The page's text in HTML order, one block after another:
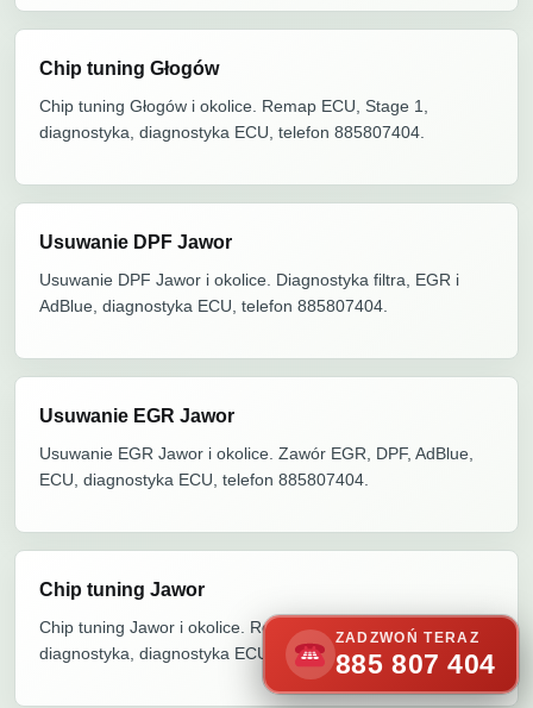
Chip tuning Głogów
Chip tuning Głogów i okolice. Remap ECU, Stage 1,
diagnostyka, diagnostyka ECU, telefon 885807404.
Usuwanie DPF Jawor
Usuwanie DPF Jawor i okolice. Diagnostyka filtra, EGR i
AdBlue, diagnostyka ECU, telefon 885807404.
Usuwanie EGR Jawor
Usuwanie EGR Jawor i okolice. Zawór EGR, DPF, AdBlue,
ECU, diagnostyka ECU, telefon 885807404.
Chip tuning Jawor
Chip tuning Jawor i okolice. Remap ECU, Stage 1,
diagnostyka, diagnostyka ECU, telefon 885807404.
ZADZWOŃ TERAZ
885 807 404